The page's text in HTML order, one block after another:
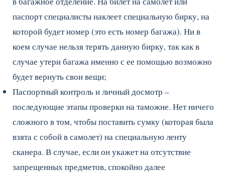
паспорт специалисты наклеет специальную бирку, на
которой будет номер (это есть номер багажа). Ни в
коем случае нельзя терять данную бирку, так как в
случае утери багажа именно с ее помощью возможно
будет вернуть свои вещи;
Паспортный контроль и личный досмотр –
последующие этапы проверки на таможне. Нет ничего
сложного в том, чтобы поставить сумку (которая была
взята с собой в самолет) на специальную ленту
сканера. В случае, если он укажет на отсутствие
запрещенных предметов, спокойно далее